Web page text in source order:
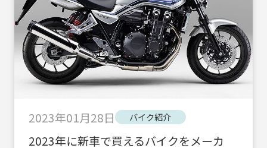
2023年01月28日 バイク紹介
2023年に新車で買えるバイクをメーカ